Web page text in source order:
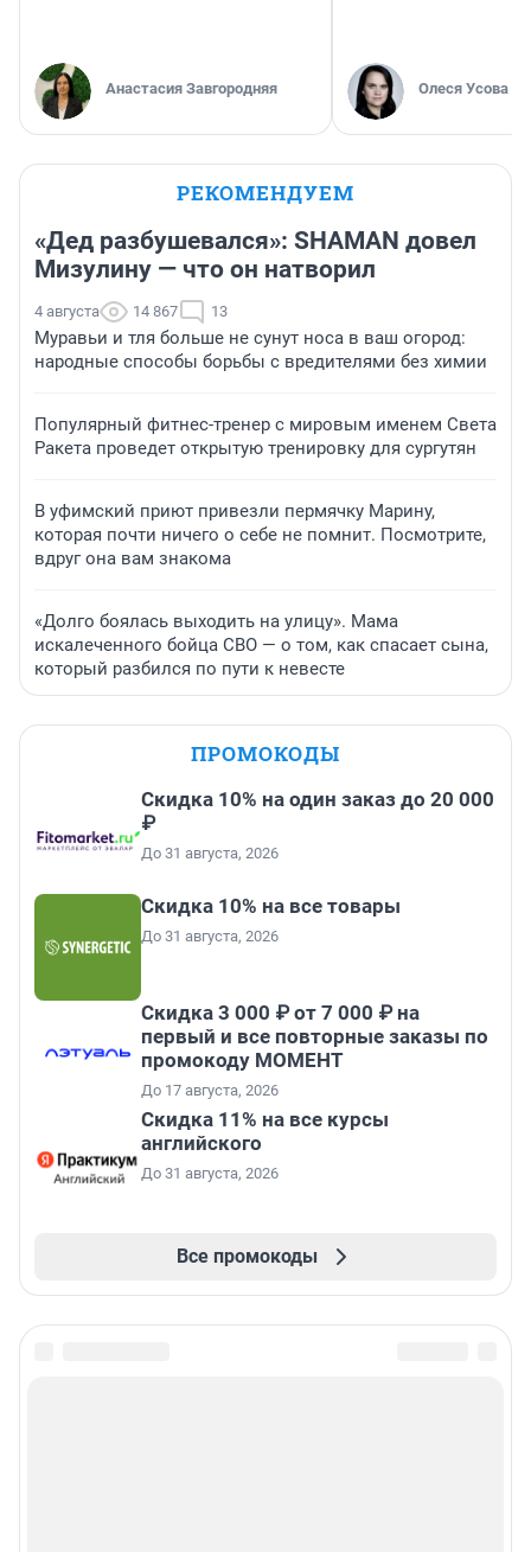
Анастасия Завгородняя Олеся Усова
РЕКОМЕНДУЕМ
«Дед разбушевался»: SHAMAN довел
Мизулину — что он натворил
4 августа 14 867 13
Муравьи и тля больше не сунут носа в ваш огород:
народные способы борьбы с вредителями без химии
Популярный фитнес-тренер с мировым именем Света
Ракета проведет открытую тренировку для сургутян
В уфимский приют привезли пермячку Марину,
которая почти ничего о себе не помнит. Посмотрите,
вдруг она вам знакома
«Долго боялась выходить на улицу». Мама
искалеченного бойца СВО — о том, как спасает сына,
который разбился по пути к невесте
ПРОМОКОДЫ
Скидка 10% на один заказ до 20 000
₽
До 31 августа, 2026
Скидка 10% на все товары
До 31 августа, 2026
Скидка 3 000 ₽ от 7 000 ₽ на
первый и все повторные заказы по
промокоду МОМЕНТ
До 17 августа, 2026
Скидка 11% на все курсы
английского
До 31 августа, 2026
Все промокоды